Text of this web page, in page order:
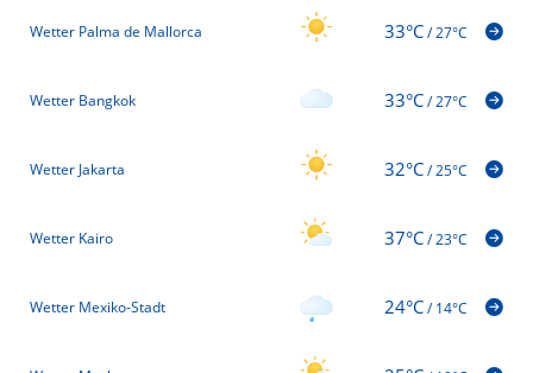
Wetter Palma de Mallorca 33°C/27°C
Wetter Bangkok 33°C/27°C
Wetter Jakarta 32°C/25°C
Wetter Kairo 37°C/23°C
Wetter Mexiko-Stadt 24°C/14°C